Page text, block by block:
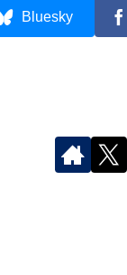
Bluesky